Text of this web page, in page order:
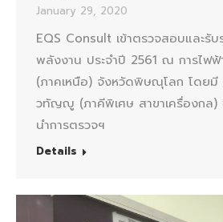
January 29, 2020
EQS Consult เข้าตรวจสอบและรับ
พลังงาน ประจำปี 2561 ณ การไฟ
(ภาคเหนือ) จังหวัดพิษณุโลก โดย
วทัญญู (ภาคีพิเศษ สาขาเครื่องกล)
นำการตรวจฯ
Details